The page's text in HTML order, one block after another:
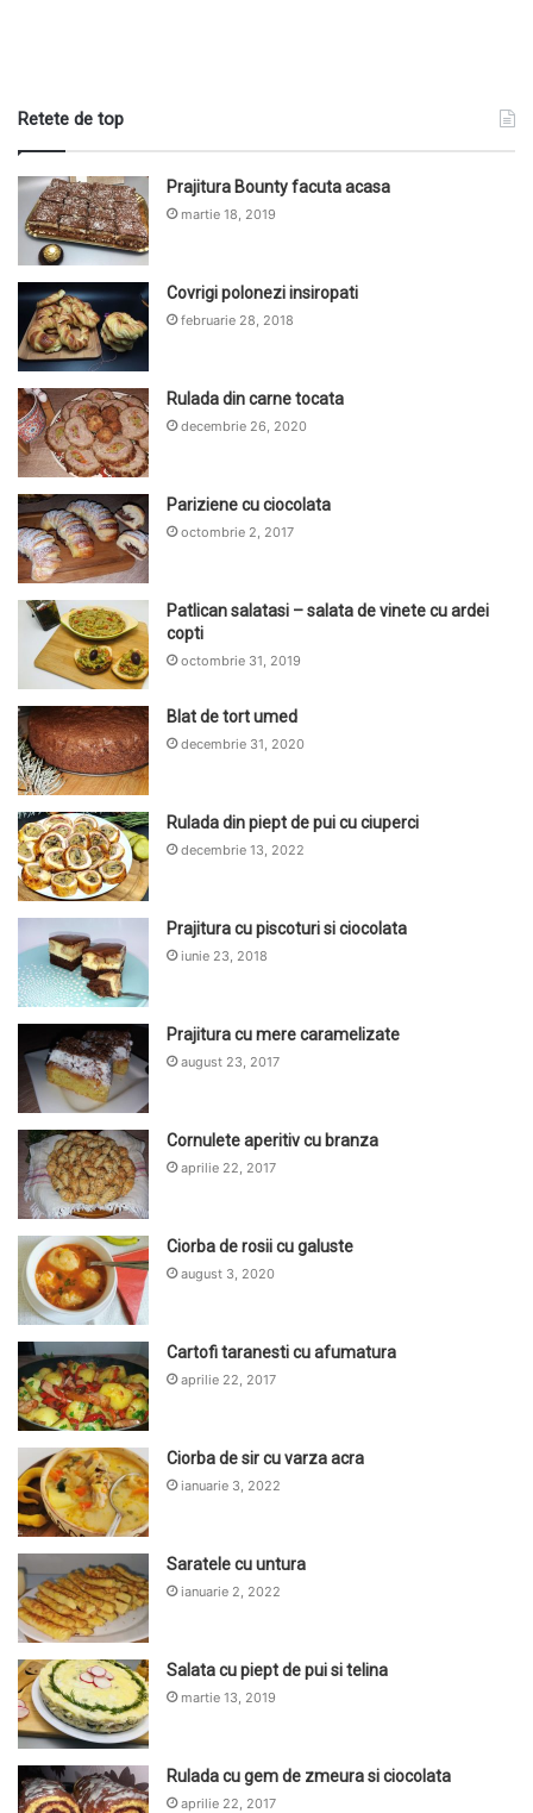
Retete de top
Prajitura Bounty facuta acasa
martie 18, 2019
Covrigi polonezi insiropati
februarie 28, 2018
Rulada din carne tocata
decembrie 26, 2020
Pariziene cu ciocolata
octombrie 2, 2017
Patlican salatasi – salata de vinete cu ardei
copti
octombrie 31, 2019
Blat de tort umed
decembrie 31, 2020
Rulada din piept de pui cu ciuperci
decembrie 13, 2022
Prajitura cu piscoturi si ciocolata
iunie 23, 2018
Prajitura cu mere caramelizate
august 23, 2017
Cornulete aperitiv cu branza
aprilie 22, 2017
Ciorba de rosii cu galuste
august 3, 2020
Cartofi taranesti cu afumatura
aprilie 22, 2017
Ciorba de sir cu varza acra
ianuarie 3, 2022
Saratele cu untura
ianuarie 2, 2022
Salata cu piept de pui si telina
martie 13, 2019
Rulada cu gem de zmeura si ciocolata
aprilie 22, 2017